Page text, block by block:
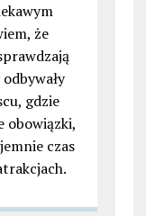
że
gdzie
obowiązki,
czas